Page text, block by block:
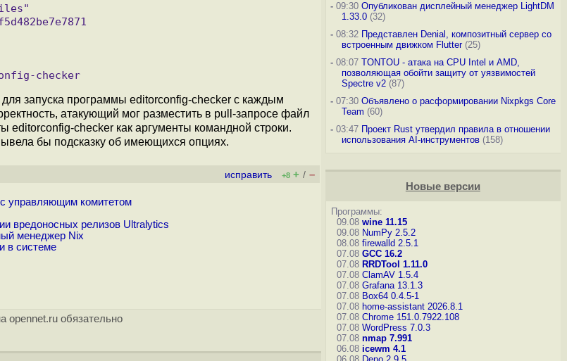
запуска программы editorconfig-checker с каждым
атакующий мог разместить в pull-запросе файл
checker как аргументы командной строки.
бы подсказку об имеющихся опциях.
исправить +8 + / –
управляющим комитетом
вредоносных релизов Ultralytics
менеджер Nix
в системе
opennet.ru обязательно
-09:30 Опубликован дисплейный менеджер LightDM
1.33.0(32)
-08:32 Представлен Denial, композитный сервер со
встроенным движком Flutter(25)
-08:07 TONTOU - атака на CPU Intel и AMD,
позволяющая обойти защиту от уязвимостей
Spectre v2(87)
-07:30 Объявлено о расформировании Nixpkgs Core
Team (60)
-03:47 Проект Rust утвердил правила в отношении
использования AI-инструментов(158)
Новые версии
Программы:
09.08 wine 11.15
09.08 NumPy 2.5.2
08.08 firewalld 2.5.1
07.08 GCC 16.2
07.08 RRDTool 1.11.0
07.08 ClamAV 1.5.4
07.08 Grafana 13.1.3
07.08 Box64 0.4.5-1
07.08 home-assistant 2026.8.1
07.08 Chrome 151.0.7922.108
07.08 WordPress 7.0.3
07.08 nmap 7.991
06.08 icewm 4.1